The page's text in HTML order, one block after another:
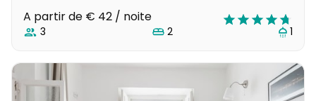
A partir de € 42 / noite
3 2 1